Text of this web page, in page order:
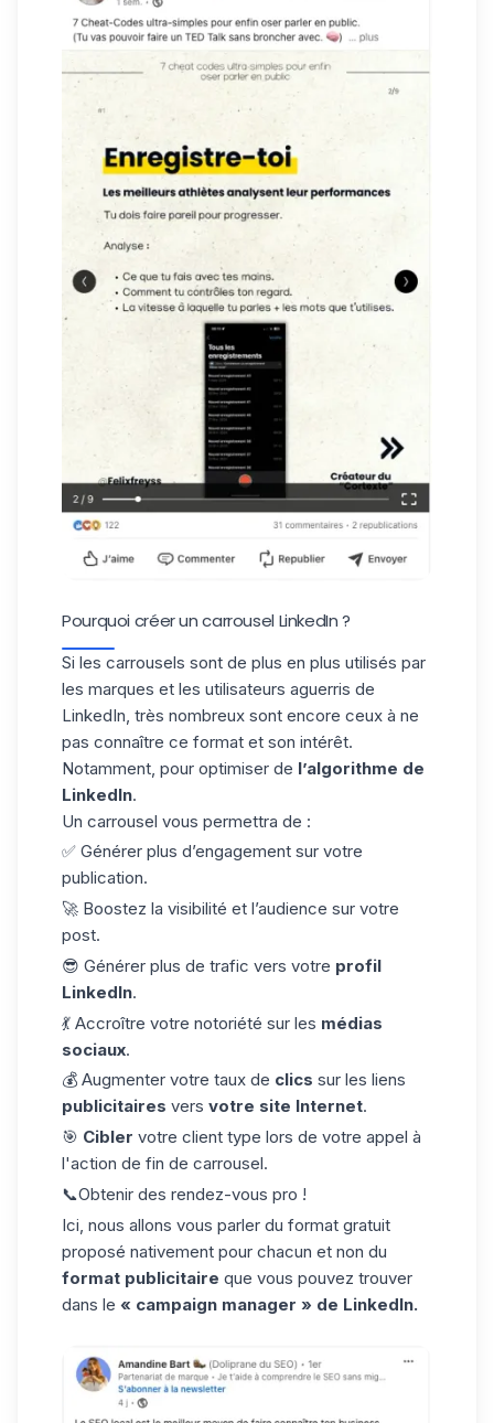
Pourquoi créer un carrousel LinkedIn ?
Si les carrousels sont de plus en plus utilisés par
les marques et les utilisateurs aguerris de
LinkedIn, très nombreux sont encore ceux à ne
pas connaître ce format et son intérêt.
Notamment, pour optimiser de l’algorithme de
LinkedIn.
Un carrousel vous permettra de :
✅ Générer plus d’engagement sur votre
publication.
🚀 Boostez la visibilité et l’audience sur votre
post.
😎 Générer plus de trafic vers votre profil
LinkedIn.
💃 Accroître votre notoriété sur les médias
sociaux.
💰 Augmenter votre taux de clics sur les liens
publicitaires vers votre site Internet.
🎯 Cibler votre client type lors de votre appel à
l'action de fin de carrousel.
📞Obtenir des rendez-vous pro !
Ici, nous allons vous parler du format gratuit
proposé nativement pour chacun et non du
format publicitaire que vous pouvez trouver
dans le « campaign manager » de LinkedIn.